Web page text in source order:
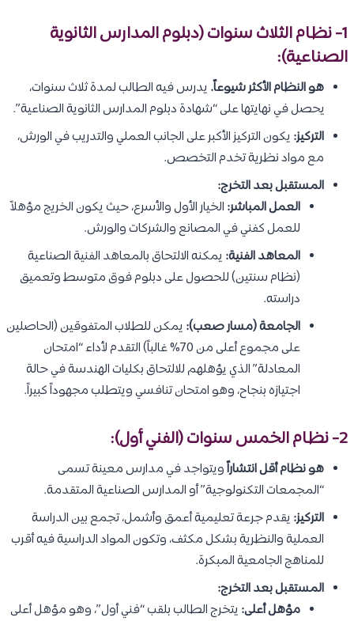
1- نظام الثلاث سنوات (دبلوم المدارس الثانوية
الصناعية):
هو النظام الأكثر شيوعاً. يدرس فيه الطالب لمدة ثلاث سنوات،
يحصل في نهايتها على “شهادة دبلوم المدارس الثانوية الصناعية”.
التركيز: يكون التركيز الأكبر على الجانب العملي والتدريب في الورش،
مع مواد نظرية تخدم التخصص.
المستقبل بعد التخرج:
العمل المباشر: الخيار الأول والأسرع، حيث يكون الخريج مؤهلاً
للعمل كفني في المصانع والشركات والورش.
المعاهد الفنية: يمكنه الالتحاق بالمعاهد الفنية الصناعية
(نظام سنتين) للحصول على دبلوم فوق متوسط وتعميق
دراسته.
الجامعة (مسار صعب): يمكن للطلاب المتفوقين (الحاصلين
على مجموع أعلى من 70% غالباً) التقدم لأداء “امتحان
المعادلة” الذي يؤهلهم للالتحاق بكليات الهندسة في حالة
اجتيازه بنجاح، وهو امتحان تنافسي ويتطلب مجهوداً كبيراً.
2- نظام الخمس سنوات (الفني أول):
هو نظام أقل انتشاراًويتواجد في مدارس معينة تسمى
“المجمعات التكنولوجية” أو المدارس الصناعية المتقدمة.
التركيز: يقدم جرعة تعليمية أعمق وأشمل، تجمع بين الدراسة
العملية والنظرية بشكل مكثف، وتكون المواد الدراسية فيه أقرب
للمناهج الجامعية المبكرة.
المستقبل بعد التخرج:
مؤهل أعلى: يتخرج الطالب بلقب “فني أول”، وهو مؤهل أعلى